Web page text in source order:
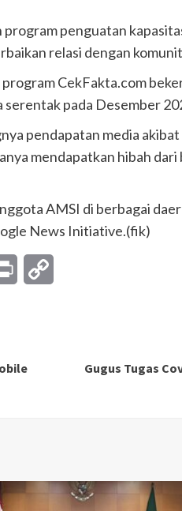
program penguatan
relasi dengan
CekFakta.com
serentak pada Desember
pendapatan media
mendapatkan hibah
AMSI di berbagai
News Initiative.(fik)
Print
Gugus Tugas